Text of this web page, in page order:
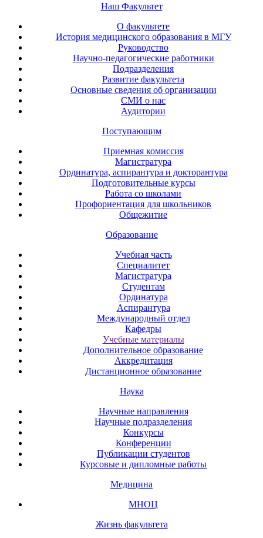
Наш Факультет
О факультете
История медицинского образования в МГУ
Руководство
Научно-педагогические работники
Подразделения
Развитие факультета
Основные сведения об организации
СМИ о нас
Аудитории
Поступающим
Приемная комиссия
Магистратура
Ординатура, аспирантура и докторантура
Подготовительные курсы
Работа со школами
Профориентация для школьников
Общежитие
Образование
Учебная часть
Специалитет
Магистратура
Студентам
Ординатура
Аспирантура
Международный отдел
Кафедры
Учебные материалы
Дополнительное образование
Аккредитация
Дистанционное образование
Наука
Научные направления
Научные подразделения
Конкурсы
Конференции
Публикации студентов
Курсовые и дипломные работы
Медицина
МНОЦ
Жизнь факультета